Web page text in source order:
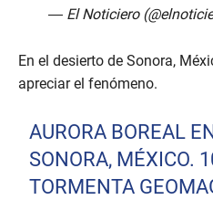
— El Noticiero
En el desierto de Sonora,
apreciar el fenómeno.
AURORA BOREAL
SONORA, MÉXICO.
TORMENTA